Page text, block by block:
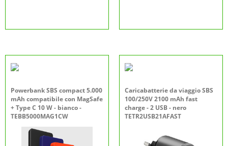
Powerbank SBS compact 5.000
mAh compatibile con MagSafe
+ Type C 10 W - bianco -
TEBB5000MAG1CW
Caricabatterie da viaggio SBS
100/250V 2100 mAh fast
charge - 2 USB - nero
TETR2USB21AFAST